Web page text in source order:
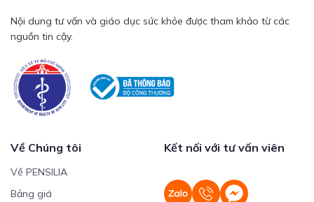
Nội dung tư vấn và giáo dục sức khỏe được tham khảo từ các
nguồn tin cậy.
Về Chúng tôi
Về PENSILIA
Bảng giá
Kết nối với tư vấn viên